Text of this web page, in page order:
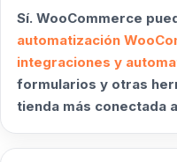
Sí. WooCommerce
automatización
integraciones y
formularios y otras
tienda más conectada